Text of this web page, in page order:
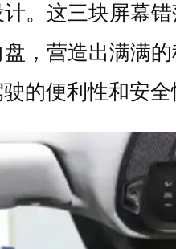
。这三块屏幕
，营造出满满
的便利性和安全